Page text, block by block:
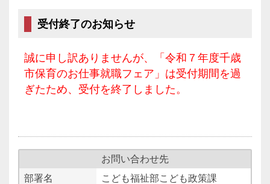
受付終了のお知らせ
誠に申し訳ありませんが、「令和７年度千歳
市保育のお仕事就職フェア」は受付期間を過
ぎたため、受付を終了しました。
お問い合わせ先
部署名
こども福祉部こども政策課